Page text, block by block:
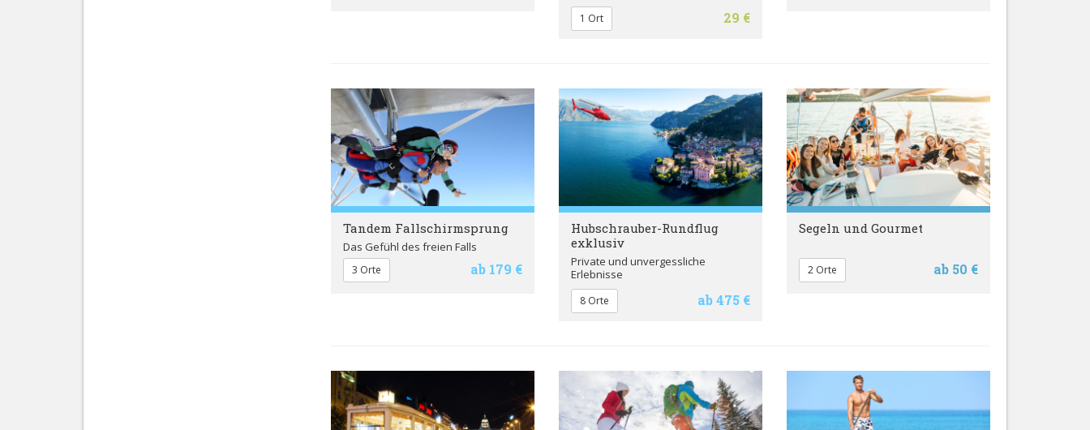
29 €
1 Ort
Tandem Fallschirmsprung
Das Gefühl des freien Falls
ab 179 €
3 Orte
Hubschrauber-Rundflug
exklusiv
Private und unvergessliche
Erlebnisse
ab 475 €
8 Orte
Segeln und Gourmet
ab 50 €
2 Orte